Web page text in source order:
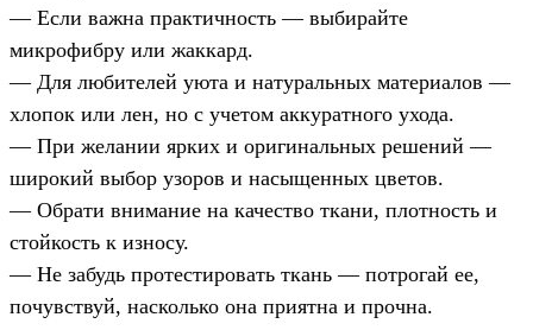
— Если важна практичность — выбирайте
микрофибру или жаккард.
— Для любителей уюта и натуральных материалов —
хлопок или лен, но с учетом аккуратного ухода.
— При желании ярких и оригинальных решений —
широкий выбор узоров и насыщенных цветов.
— Обрати внимание на качество ткани, плотность и
стойкость к износу.
— Не забудь протестировать ткань — потрогай ее,
почувствуй, насколько она приятна и прочна.